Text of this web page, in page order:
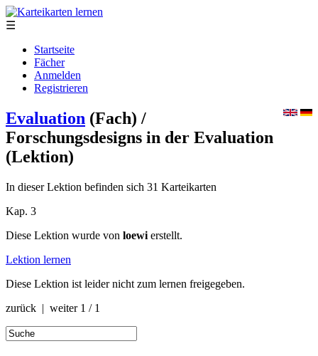
☰
Startseite
Fächer
Anmelden
Registrieren
Evaluation (Fach) /
Forschungsdesigns in der Evaluation
(Lektion)
In dieser Lektion befinden sich 31 Karteikarten
Kap. 3
Diese Lektion wurde von loewi erstellt.
Lektion lernen
Diese Lektion ist leider nicht zum lernen freigegeben.
zurück | weiter 1 / 1